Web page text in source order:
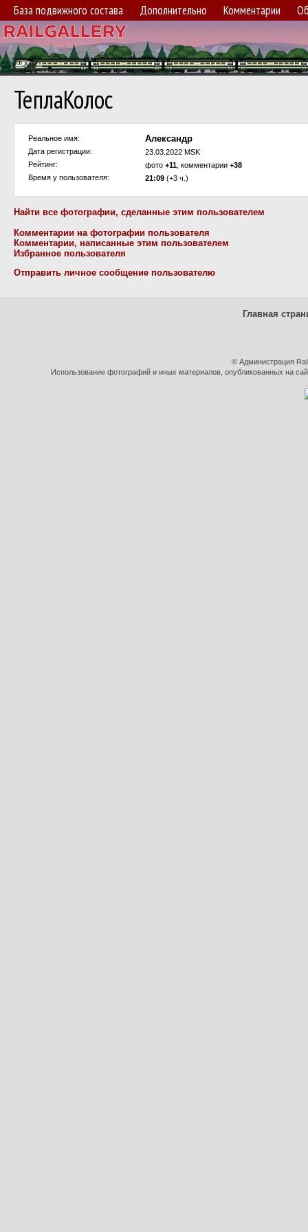
База подвижного состава Дополнительно Комментарии
ТеплаКолос
Реальное имя: Александр
Дата регистрации:
23.03.2022 MSK
Рейтинг:
фото +11 , комментарии +38
Время у пользователя:
21:09 (+3 ч.)
Найти все фотографии, сделанные этим пользователем
Комментарии на фотографии пользователя
Комментарии, написанные этим пользователем
Избранное пользователя
Отправить личное сообщение пользователю
Главная
© Администрация
Использование фотографий и иных материалов, опубликованных на